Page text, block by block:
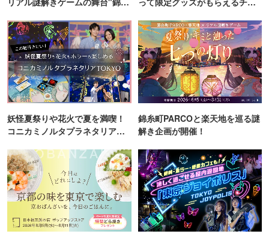
妖怪夏祭りや花火で夏を満喫！
コニカミノルタプラネタリア
錦糸町PARCOと楽天地を巡る謎
解き企画が開催！